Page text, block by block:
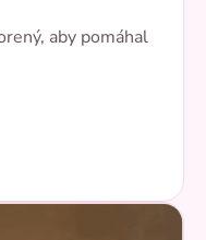
aby pomáhal